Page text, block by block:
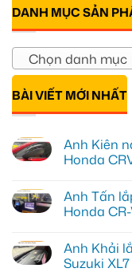
DANH MỤC SẢN
Chọn danh mục
BÀI VIẾT MỚI NHẤT
Anh Kiên
Honda
bình
luận
ở
nâng
cấp
Màn
Anh Tấn
Honda
bình
luận
ở
Anh Khải
Suzuki